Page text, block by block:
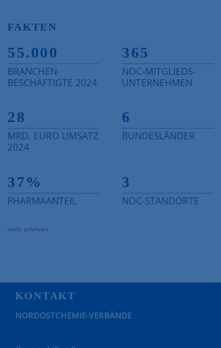
FAKTEN
55.000
BRANCHEN-
BESCHÄFTIGTE 2024
365
NOC-MITGLIEDS-
UNTERNEHMEN
28
MRD. EURO UMSATZ
2024
6
BUNDESLÄNDER
37%
PHARMAANTEIL
3
NOC-STANDORTE
mehr erfahren
KONTAKT
NORDOSTCHEMIE-VERBÄNDE